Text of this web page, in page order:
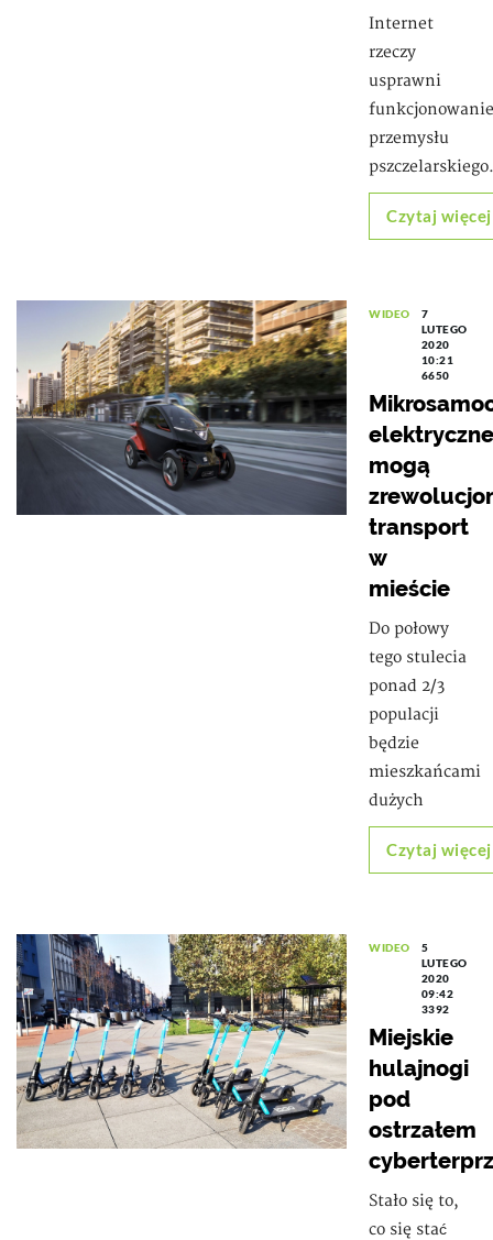
Internet
rzeczy
usprawni
funkcjonowanie
przemysłu
pszczelarskiego.
Czytaj więcej
WIDEO
7
LUTEGO
2020
10:21
6650
elektryczne
mogą
transport
w
mieście
Do połowy
tego stulecia
ponad 2/3
populacji
będzie
mieszkańcami
dużych
Czytaj więcej
WIDEO
5
LUTEGO
2020
09:42
3392
Miejskie
hulajnogi
pod
ostrzałem
Stało się to,
co się stać